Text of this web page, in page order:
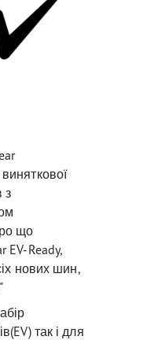
з
що
EV-Ready,
нових шин,
так і для